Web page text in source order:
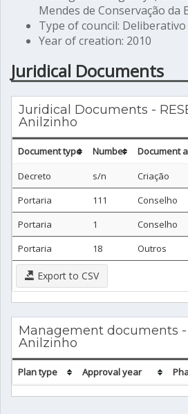
Mendes de Conservação da
Type of council: Deliberativo
Year of creation: 2010
Juridical Documents
Juridical Documents -
Anilzinho
Document type Number Document
Decreto
s/n Criação
Portaria
111 Conselho
Portaria
1 Conselho
Portaria
18 Outros
Export to CSV
Management documents -
Anilzinho
Plan type Approval year